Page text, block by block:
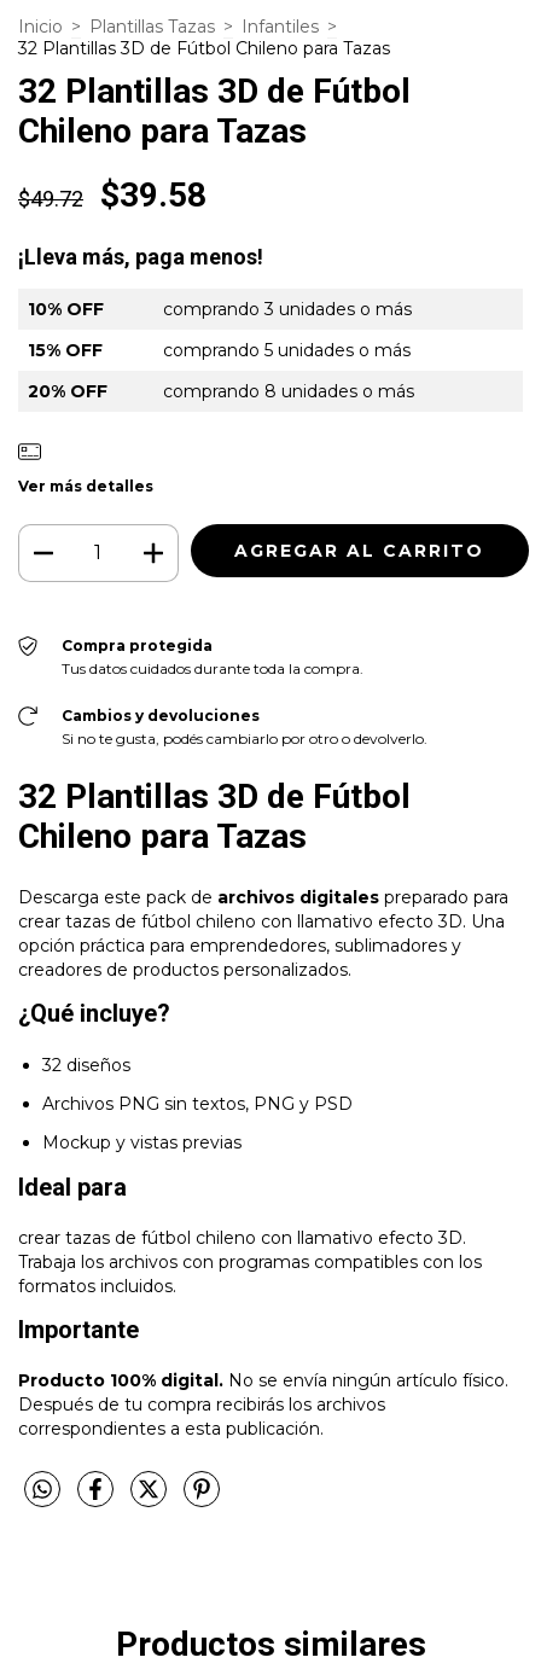
Inicio > Plantillas Tazas > Infantiles >
32 Plantillas 3D de Fútbol Chileno para Tazas
32 Plantillas 3D de Fútbol
Chileno para Tazas
$49.72 $39.58
¡Lleva más, paga menos!
10% OFF
comprando 3 unidades o más
15% OFF
comprando 5 unidades o más
20% OFF
comprando 8 unidades o más
Ver más detalles
Compra protegida
Tus datos cuidados durante toda la compra.
Cambios y devoluciones
Si no te gusta, podés cambiarlo por otro o devolverlo.
32 Plantillas 3D de Fútbol
Chileno para Tazas
Descarga este pack de archivos digitales preparado para
crear tazas de fútbol chileno con llamativo efecto 3D. Una
opción práctica para emprendedores, sublimadores y
creadores de productos personalizados.
¿Qué incluye?
32 diseños
Archivos PNG sin textos, PNG y PSD
Mockup y vistas previas
Ideal para
crear tazas de fútbol chileno con llamativo efecto 3D.
Trabaja los archivos con programas compatibles con los
formatos incluidos.
Importante
Producto 100% digital. No se envía ningún artículo físico.
Después de tu compra recibirás los archivos
correspondientes a esta publicación.
Productos similares